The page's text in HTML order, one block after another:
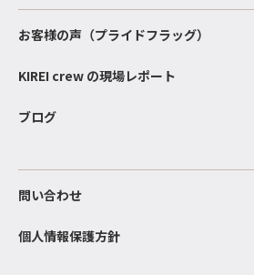
お客様の声（プライドフラッグ）
KIREI crew の現場レポート
ブログ
問い合わせ
個人情報保護方針